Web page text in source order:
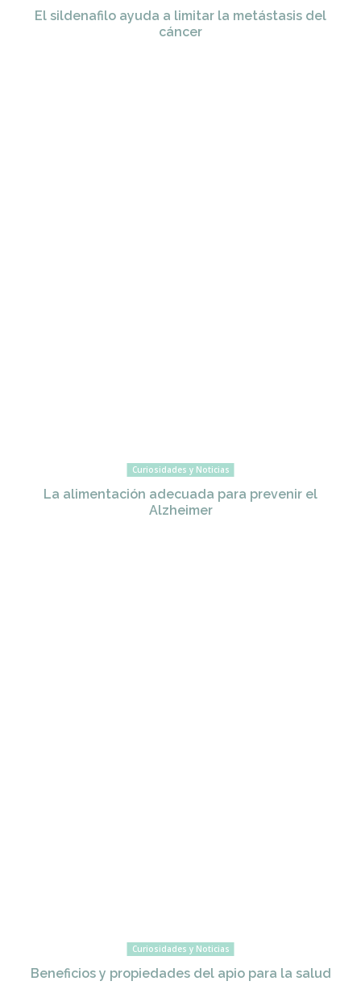
El sildenafilo ayuda a limitar la metástasis del
cáncer
Curiosidades y Noticias
La alimentación adecuada para prevenir el
Alzheimer
Curiosidades y Noticias
Beneficios y propiedades del apio para la salud